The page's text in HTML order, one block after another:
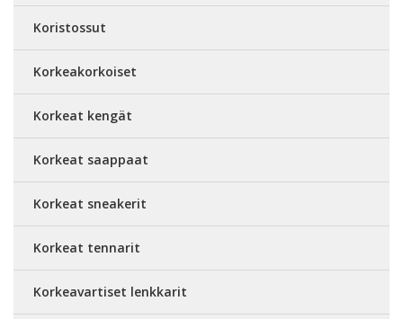
Koristossut
Korkeakorkoiset
Korkeat kengät
Korkeat saappaat
Korkeat sneakerit
Korkeat tennarit
Korkeavartiset lenkkarit